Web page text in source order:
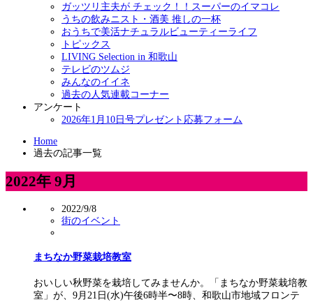
ガッツリ主夫が チェック！！スーパーのイマコレ
うちの飲みニスト・酒美 推しの一杯
おうちで美活ナチュラルビューティーライフ
トピックス
LIVING Selection in 和歌山
テレビのツムジ
みんなのイイネ
過去の人気連載コーナー
アンケート
2026年1月10日号プレゼント応募フォーム
Home
過去の記事一覧
2022年 9月
2022/9/8
街のイベント
まちなか野菜栽培教室
おいしい秋野菜を栽培してみませんか。「まちなか野菜栽培教
室」が、9月21日(水)午後6時半〜8時、和歌山市地域フロンテ